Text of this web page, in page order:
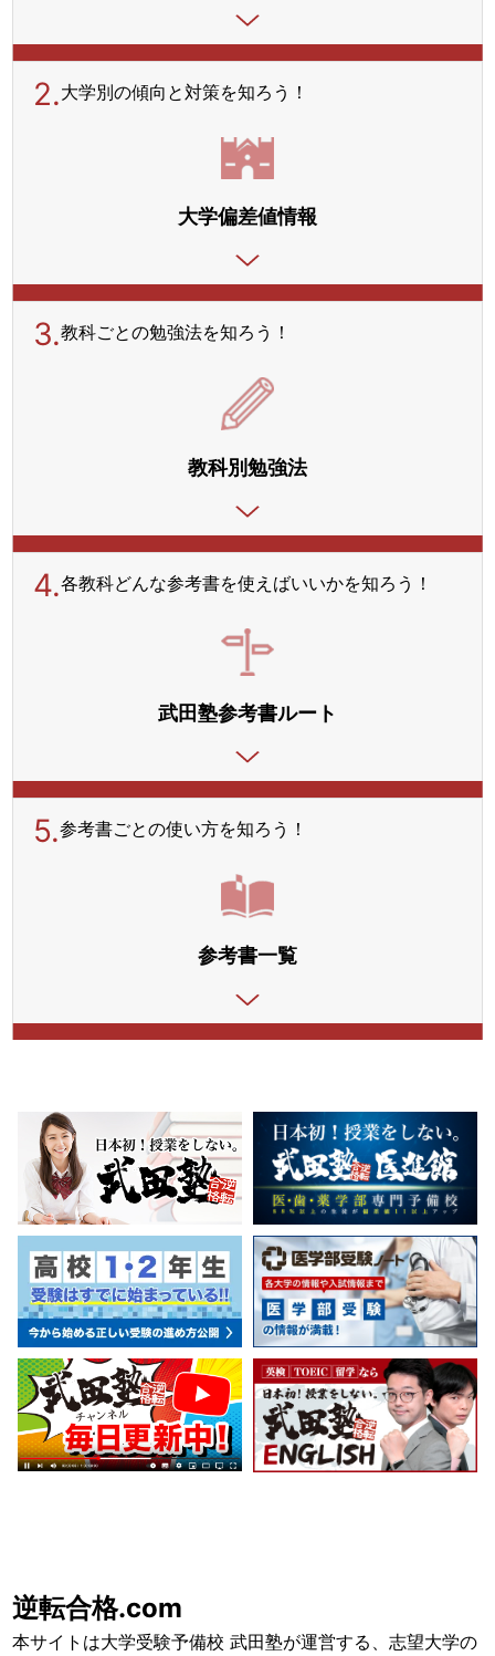
2.大学別の傾向と対策を知ろう！
大学偏差値情報
3.教科ごとの勉強法を知ろう！
教科別勉強法
4.各教科どんな参考書を使えばいいかを知ろう！
武田塾参考書ルート
5.参考書ごとの使い方を知ろう！
参考書一覧
逆転合格.com
本サイトは大学受験予備校 武田塾が運営する、志望大学の